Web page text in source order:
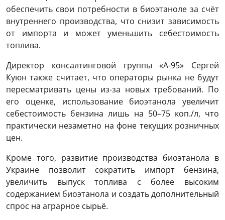
обеспечить свои потребности в биоэтаноле за счёт
внутреннего производства, что снизит зависимость
от импорта и может уменьшить себестоимость
топлива.
Директор консалтинговой группы «А-95» Сергей
Куюн также считает, что операторы рынка не будут
пересматривать цены из-за новых требований. По
его оценке, использование биоэтанола увеличит
себестоимость бензина лишь на 50–75 коп./л, что
практически незаметно на фоне текущих розничных
цен.
Кроме того, развитие производства биоэтанола в
Украине позволит сократить импорт бензина,
увеличить выпуск топлива с более высоким
содержанием биоэтанола и создать дополнительный
спрос на аграрное сырьё.